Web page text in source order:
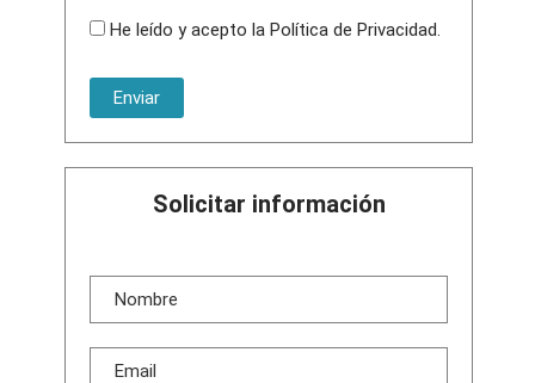
He leído y acepto la Política de Privacidad.
Solicitar información